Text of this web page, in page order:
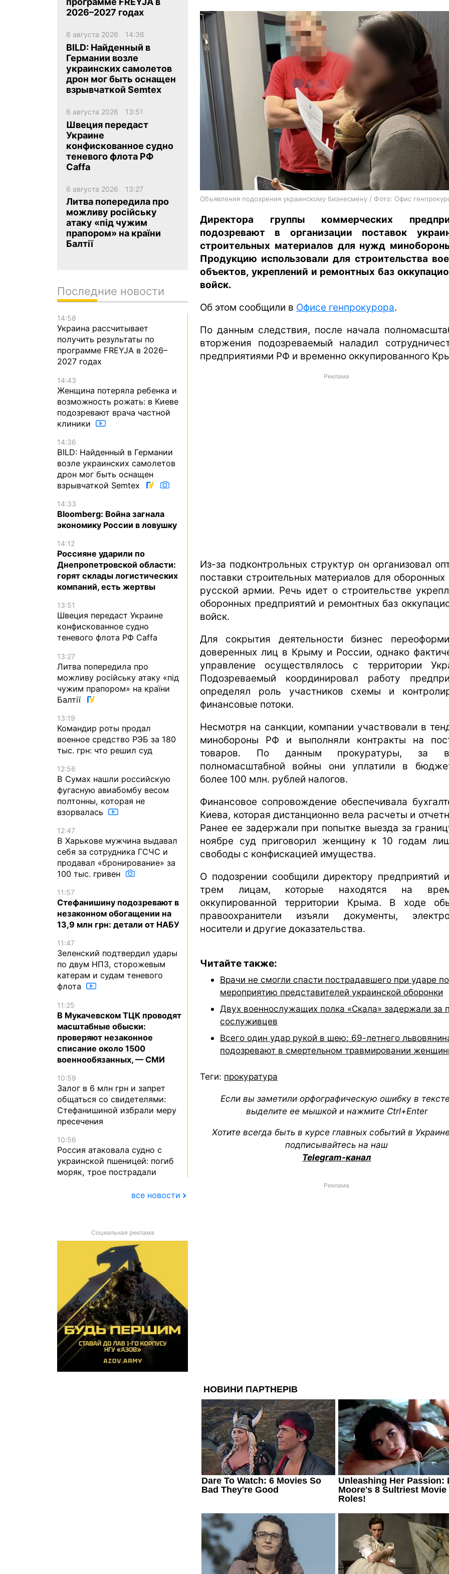
архив
gambling
en
Объявления подозрения украинскому бизнесмену / Фото: Офис
Директора группы коммерческих
подозревают в организации поставок
строительных материалов для нужд
Продукцию использовали для строительства
объектов, укреплений и ремонтных баз
войск.
Об этом сообщили в Офисе генпрокурора.
По данным следствия, после начала
вторжения подозреваемый наладил
предприятиями РФ и временно оккупированного
Реклама
Из-за подконтрольных структур он организовал
поставки строительных материалов для
русской армии. Речь идет о строительстве
оборонных предприятий и ремонтных баз
войск.
Для сокрытия деятельности бизнес
доверенных лиц в Крыму и России, однако
управление осуществлялось с территории
Подозреваемый координировал работу
определял роль участников схемы и
финансовые потоки.
Несмотря на санкции, компании участвовали в
минобороны РФ и выполняли контракты на
товаров. По данным прокуратуры, за
полномасштабной войны они уплатили в
более 100 млн. рублей налогов.
Финансовое сопровождение обеспечивала
Киева, которая дистанционно вела расчеты и
Ранее ее задержали при попытке выезда за
ноябре суд приговорил женщину к 10 годам
свободы с конфискацией имущества.
О подозрении сообщили директору предприятий
трем лицам, которые находятся на
оккупированной территории Крыма. В ходе
правоохранители изъяли документы,
носители и другие доказательства.
Читайте также:
Врачи не смогли спасти пострадавшего при ударе по
мероприятию представителей украинской оборонки
Двух военнослужащих полка «Скала» задержали за
сослуживцев
Всего один удар рукой в шею: 69-летнего
подозревают в смертельном травмировании
Теги: прокуратура
Если вы заметили орфографическую ошибку в
выделите ее мышкой и нажмите Ctrl+Enter
Хотите всегда быть в курсе главных событий в
подписывайтесь на наш
Telegram-канал
Реклама
2026–2027 годах
6 августа 2026 14:36
BILD: Найденный в
Германии возле
украинских самолетов
дрон мог быть оснащен
взрывчаткой Semtex
6 августа 2026 13:51
Швеция передаст
Украине
конфискованное судно
теневого флота РФ
Caffa
6 августа 2026 13:27
Литва попередила про
можливу російську
атаку «під чужим
прапором» на країни
Балтії
Последние новости
14:58
Украина рассчитывает
получить результаты по
программе FREYJA в 2026–
2027 годах
14:43
Женщина потеряла ребенка и
возможность рожать: в Киеве
подозревают врача частной
клиники
14:36
BILD: Найденный в Германии
возле украинских самолетов
дрон мог быть оснащен
взрывчаткой Semtex
14:33
Bloomberg: Война загнала
экономику России в ловушку
14:12
Россияне ударили по
Днепропетровской области:
горят склады логистических
компаний, есть жертвы
13:51
Швеция передаст Украине
конфискованное судно
теневого флота РФ Caffa
13:27
Литва попередила про
можливу російську атаку «під
чужим прапором» на країни
Балтії
13:19
Командир роты продал
военное средство РЭБ за 180
тыс. грн: что решил суд
12:56
В Сумах нашли российскую
фугасную авиабомбу весом
полтонны, которая не
взорвалась
12:47
В Харькове мужчина выдавал
себя за сотрудника ГСЧС и
продавал «бронирование» за
100 тыс. гривен
11:57
Стефанишину подозревают в
незаконном обогащении на
13,9 млн грн: детали от НАБУ
11:47
Зеленский подтвердил удары
по двум НПЗ, сторожевым
катерам и судам теневого
флота
11:25
В Мукачевском ТЦК проводят
масштабные обыски:
проверяют незаконное
списание около 1500
военнообязанных, — СМИ
10:59
Залог в 6 млн грн и запрет
общаться со свидетелями:
Стефанишиной избрали меру
пресечения
10:56
Россия атаковала судно с
украинской пшеницей: погиб
моряк, трое пострадали
все новости
Социальная реклама